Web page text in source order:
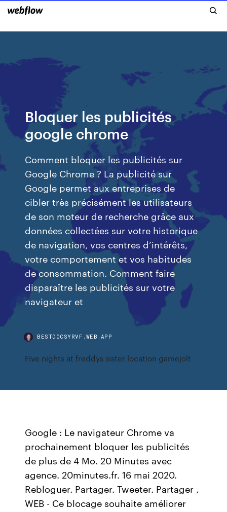
Bloquer les publicités
google chrome
Comment bloquer les publicités sur
Google Chrome ? La publicité sur
Google permet aux entreprises de
cibler très précisément les utilisateurs
de son moteur de recherche grâce aux
données collectées sur votre historique
de navigation, vos centres d’intérêts,
votre comportement et vos habitudes
de consommation. Comment faire
disparaître les publicités sur votre
navigateur et
BESTDOCSYRVF.WEB.APP
Five nights at freddys sister location gamejolt
Google : Le navigateur Chrome va
prochainement bloquer les publicités
de plus de 4 Mo. 20 Minutes avec
agence. 20minutes.fr. 16 mai 2020.
Rebloguer. Partager. Tweeter. Partager .
WEB - Ce blocage souhaite améliorer